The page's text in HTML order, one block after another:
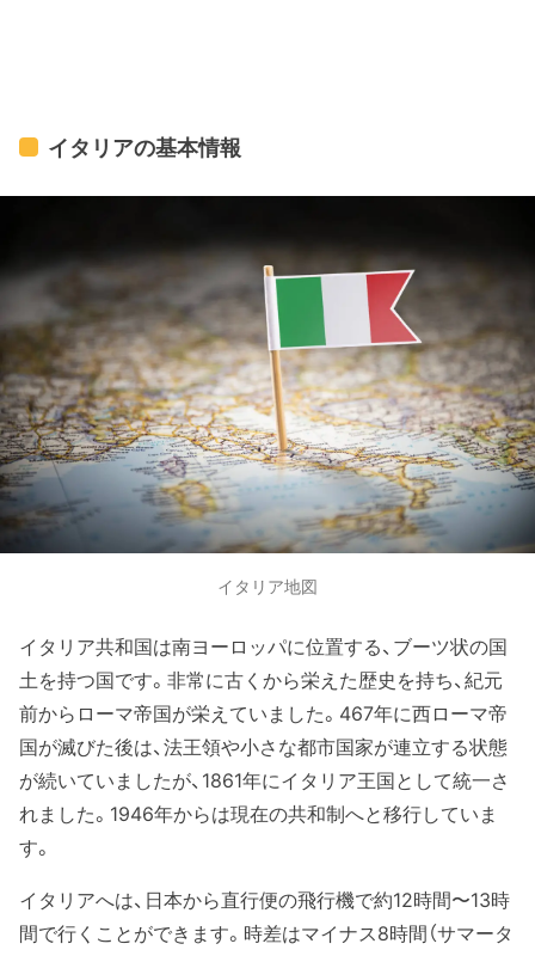
イタリアの基本情報
イタリア地図
イタリア共和国は南ヨーロッパに位置する、ブーツ状の国
土を持つ国です。非常に古くから栄えた歴史を持ち、紀元
前からローマ帝国が栄えていました。467年に西ローマ帝
国が滅びた後は、法王領や小さな都市国家が連立する状態
が続いていましたが、1861年にイタリア王国として統一さ
れました。1946年からは現在の共和制へと移行していま
す。
イタリアへは、日本から直行便の飛行機で約12時間〜13時
間で行くことができます。時差はマイナス8時間（サマータ